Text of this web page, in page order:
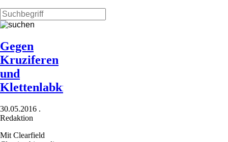
Gegen
Kruziferen
und
Klettenlabkraut
30.05.2016 .
Redaktion
Mit Clearfield